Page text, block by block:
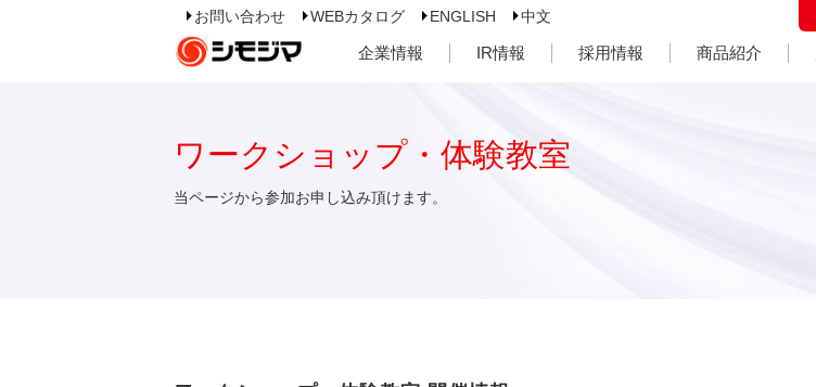
お問い合わせ WEBカタログ ENGLISH 中文
企業情報 IR情報 採用情報 商品紹介
ワークショップ・体験教室
当ページから参加お申し込み頂けます。